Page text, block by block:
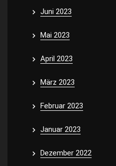
Juni 2023
Mai 2023
April 2023
März 2023
Februar 2023
Januar 2023
Dezember 2022